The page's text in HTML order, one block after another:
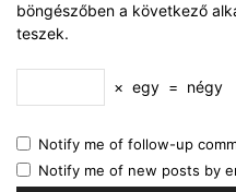
böngészőben a következő
teszek.
× egy = négy
Notify me of follow-up
Notify me of new posts by